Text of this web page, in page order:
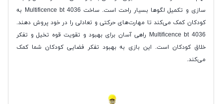
سازی و تکمیل لگوها بسیار راحت است. ساخت Multificence bt 4036 به
کودکان کمک می‌کند تا مهارت‌های حرکتی و تعادلی را در خود پروش دهند.
Multificence bt 4036 راهی آسان برای بهبود و تقویت قوه تخیل و تفکر
خلاق کودکان است. این بازی به بهبود تفکر فضایی کودکان شما کمک
می‌کند.